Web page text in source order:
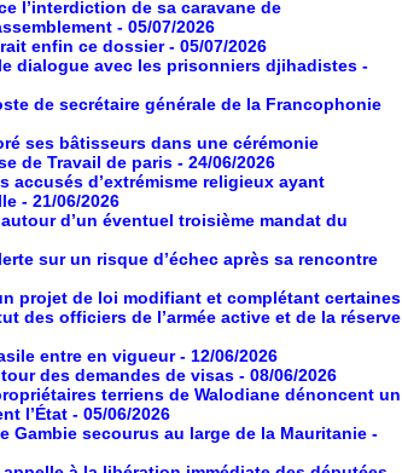
l’interdiction de sa caravane de
- 05/07/2026
enfin ce dossier - 05/07/2026
dialogue avec les prisonniers djihadistes -
de secrétaire générale de la Francophonie
ses bâtisseurs dans une cérémonie
de Travail de paris - 24/06/2026
accusés d’extrémisme religieux ayant
- 21/06/2026
d’un éventuel troisième mandat du
sur un risque d’échec après sa rencontre
projet de loi modifiant et complétant certaines
des officiers de l’armée active et de la réserve
entre en vigueur - 12/06/2026
des demandes de visas - 08/06/2026
terriens de Walodiane dénoncent un
l’État - 05/06/2026
Gambie secourus au large de la Mauritanie -